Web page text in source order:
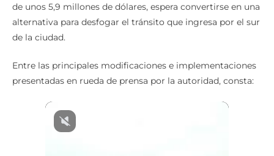
de unos 5,9 millones de dólares, espera convertirse en una
alternativa para desfogar el tránsito que ingresa por el sur
de la ciudad.
Entre las principales modificaciones e implementaciones
presentadas en rueda de prensa por la autoridad, consta: